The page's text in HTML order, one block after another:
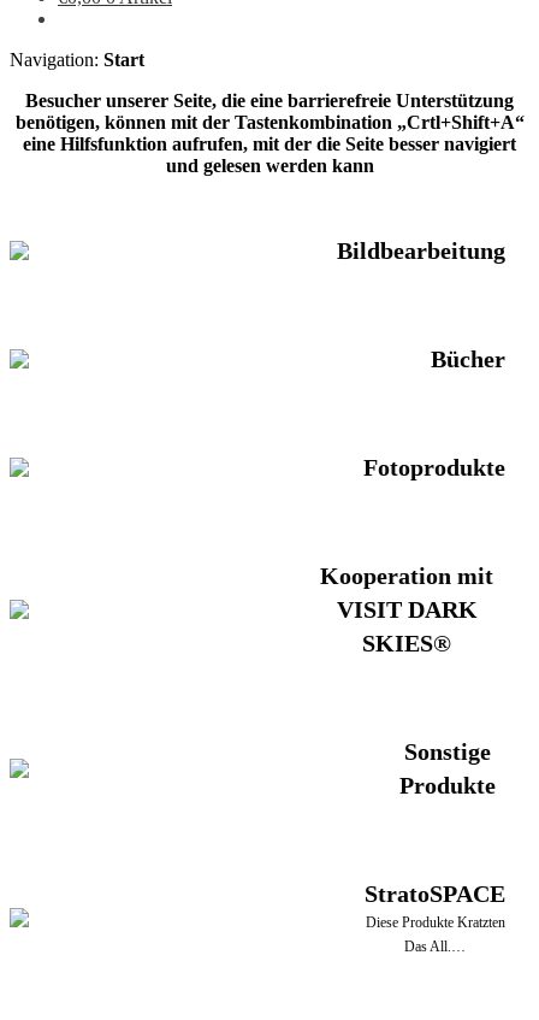
Navigation: Start
Besucher unserer Seite, die eine barrierefreie Unterstützung
benötigen, können mit der Tastenkombination „Crtl+Shift+A“
eine Hilfsfunktion aufrufen, mit der die Seite besser navigiert
und gelesen werden kann
Bildbearbeitung
Bücher
Fotoprodukte
Kooperation mit
VISIT DARK
SKIES®
Sonstige
Produkte
StratoSPACE
Diese Produkte Kratzten
Das All.…